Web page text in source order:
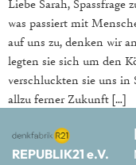
was passiert mit
auf uns zu, denken wir
legten sie sich um den
verschluckten sie uns
allzu ferner Zukunft […]
REPUBLIK21 e.V.